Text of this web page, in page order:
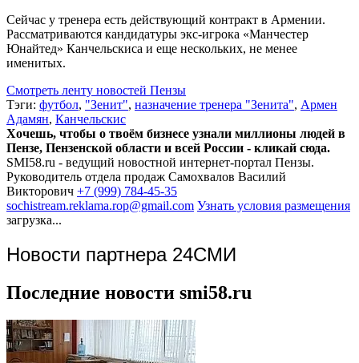
Сейчас у тренера есть действующий контракт в Армении.
Рассматриваются кандидатуры экс-игрока «Манчестер
Юнайтед» Канчельскиса и еще нескольких, не менее
именитых.
Смотреть ленту новостей Пензы
Тэги: футбол, "Зенит", назначение тренера "Зенита", Армен
Адамян, Канчельскис
Хочешь, чтобы о твоём бизнесе узнали миллионы людей в
Пензе, Пензенской области и всей России - кликай сюда.
SMI58.ru - ведущий новостной интернет-портал Пензы.
Руководитель отдела продаж Самохвалов Василий
Викторович +7 (999) 784-45-35
sochistream.reklama.rop@gmail.com Узнать условия размещения
загрузка...
Новости партнера 24СМИ
Последние новости smi58.ru